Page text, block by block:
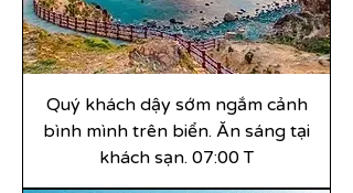
Quý khách dậy sớm ngắm cảnh
bình mình trên biển. Ăn sáng tại
khách sạn. 07:00 T